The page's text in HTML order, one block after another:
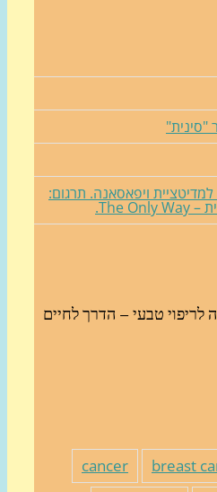
ויפאסאנה. תרגום:
– הדרך לחיים
cancer